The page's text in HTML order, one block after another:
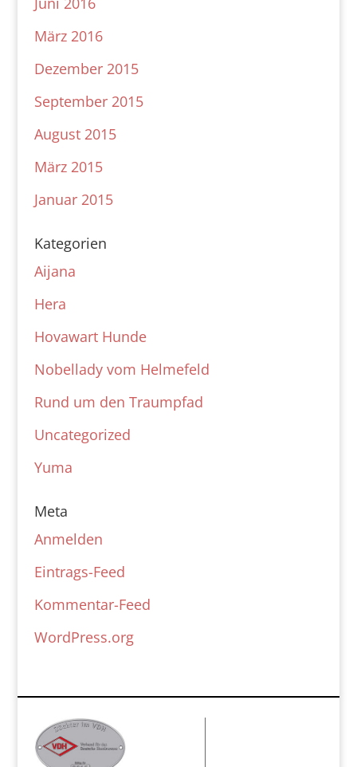
März 2016
Dezember 2015
September 2015
August 2015
März 2015
Januar 2015
Kategorien
Aijana
Hera
Hovawart Hunde
Nobellady vom Helmefeld
Rund um den Traumpfad
Uncategorized
Yuma
Meta
Anmelden
Eintrags-Feed
Kommentar-Feed
WordPress.org